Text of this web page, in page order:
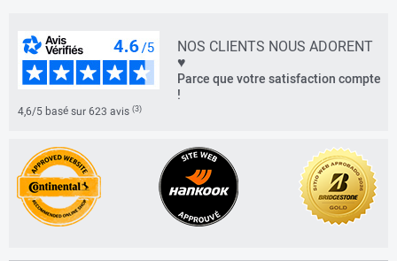
NOS CLIENTS NOUS ADORENT
♥
Parce que votre satisfaction compte
!
4,6/5 basé sur 623 avis (3)